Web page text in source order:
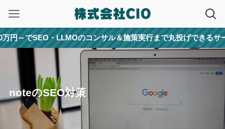
SEO・LLMOのコンサル＆施策実行まで丸投げできるサービス
noteのSEO対策